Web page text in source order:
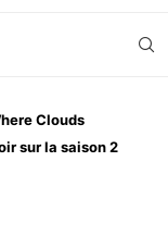
Clouds
sur la saison 2